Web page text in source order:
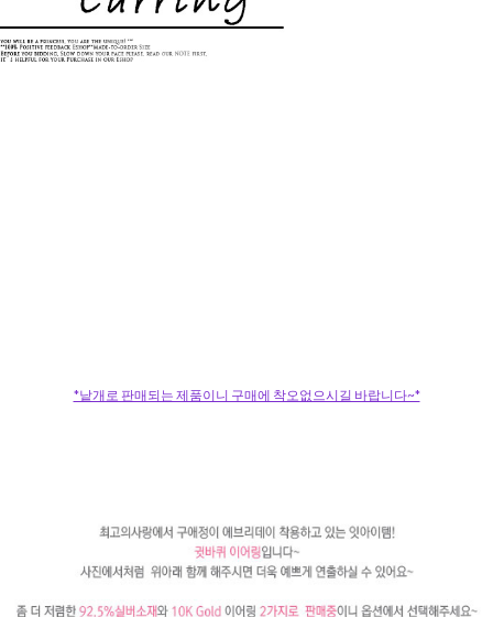
*낱개로 판매되는 제품이니 구매에 착오없으시길 바랍니다~*